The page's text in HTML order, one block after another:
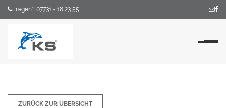
Fragen? 07731 - 18 23 55
ZURÜCK ZUR ÜBERSICHT